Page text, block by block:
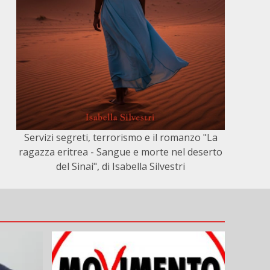
Servizi segreti, terrorismo e il romanzo "La
ragazza eritrea - Sangue e morte nel deserto
del Sinai", di Isabella Silvestri